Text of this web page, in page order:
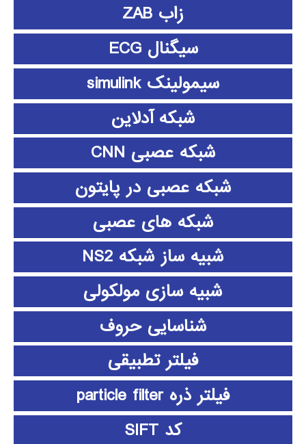
زاب ZAB
سیگنال ECG
سیمولینک simulink
شبکه آدلاین
شبکه عصبی CNN
شبکه عصبی در پایتون
شبکه های عصبی
شبیه ساز شبکه NS2
شبیه سازی مولکولی
شناسایی حروف
فیلتر تطبیقی
فیلتر ذره particle filter
کد SIFT